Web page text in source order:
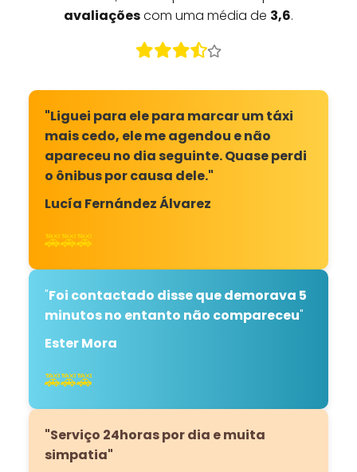
avaliaçõescom uma média de 3,6.
"Liguei para ele para marcar um táxi
mais cedo, ele me agendou e não
apareceu no dia seguinte. Quase perdi
o ônibus por causa dele."
Lucía Fernández Álvarez
🚕🚕🚕
"Foi contactado disse que demorava 5
minutos no entanto não compareceu"
Ester Mora
🚕🚕🚕
"Serviço 24horas por dia e muita
simpatia"